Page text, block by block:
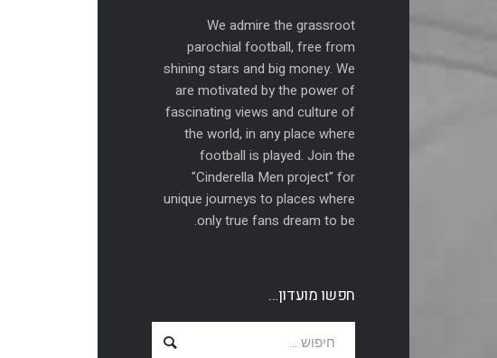
We admire the grassroot
parochial football, free from
shining stars and big money. We
are motivated by the power of
fascinating views and culture of
the world, in any place where
football is played. Join the
"Cinderella Men project" for
unique journeys to places where
only true fans dream to be.
חפשו מועדון…